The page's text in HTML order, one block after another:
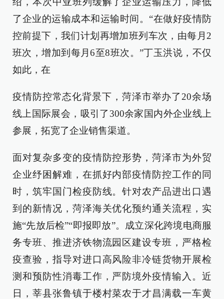
了企业的运输成本和运输时间。“在做好疫情防
控前提下，我们计划再增加班列车次，由每月2
班次，增加到每月6至8班次。”丁玉洪说，不仅
如此，在
疫情防控常态化背景下，菏泽市举办了20余场
线上国际展会，吸引了300余家国内外企业线上
参展，拓宽了企业销售渠道。
面对复杂多变的疫情防控形势，菏泽市为外贸
企业纾困解难，在抓好内部疫情防控工作的同
时，筑牢国门检疫防线。针对农产品进出口遇
到的新情况，菏泽海关优化预约通关流程，实
施“先放后检”“即报即放”。成立深化跨境电商服
务专班、推进济铁物流园区建设专班，严格检
疫查验，指导对进口高风险非冷链货物开展检
测和预防性消毒工作，严防境外疫情输入。近
日，莘县张鲁镇于楼村菜农于才昌满载一车黄